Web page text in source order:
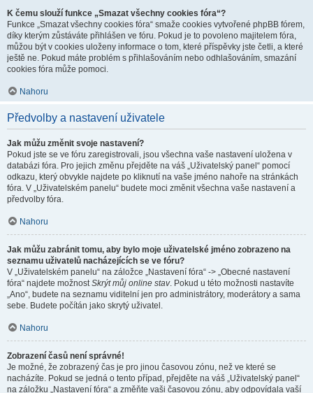
K čemu slouží funkce „Smazat všechny cookies fóra“?
Funkce „Smazat všechny cookies fóra“ smaže cookies vytvořené phpBB fórem,
díky kterým zůstáváte přihlášen ve fóru. Pokud je to povoleno majitelem fóra,
můžou být v cookies uloženy informace o tom, které příspěvky jste četli, a které
ještě ne. Pokud máte problém s přihlašováním nebo odhlašováním, smazání
cookies fóra může pomoci.
Nahoru
Předvolby a nastavení uživatele
Jak můžu změnit svoje nastavení?
Pokud jste se ve fóru zaregistrovali, jsou všechna vaše nastavení uložena v
databázi fóra. Pro jejich změnu přejděte na váš „Uživatelský panel“ pomocí
odkazu, který obvykle najdete po kliknutí na vaše jméno nahoře na stránkách
fóra. V „Uživatelském panelu“ budete moci změnit všechna vaše nastavení a
předvolby fóra.
Nahoru
Jak můžu zabránit tomu, aby bylo moje uživatelské jméno zobrazeno na
seznamu uživatelů nacházejících se ve fóru?
V „Uživatelském panelu“ na záložce „Nastavení fóra“ -> „Obecné nastavení
fóra“ najdete možnostSkrýt můj online stav. Pokud u této možnosti nastavíte
„Ano“, budete na seznamu viditelní jen pro administrátory, moderátory a sama
sebe. Budete počítán jako skrytý uživatel.
Nahoru
Zobrazení časů není správné!
Je možné, že zobrazený čas je pro jinou časovou zónu, než ve které se
nacházíte. Pokud se jedná o tento případ, přejděte na váš „Uživatelský panel“
na záložku „Nastavení fóra“ a změňte vaši časovou zónu, aby odpovídala vaší